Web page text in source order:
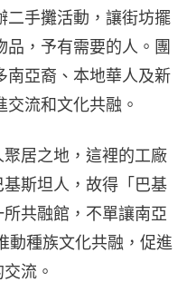
二手攤活動，讓街坊擺
，予有需要的人。團
南亞裔、本地華人及新
流和文化共融。
居之地，這裡的工廠
斯坦人，故得「巴基
共融館，不單讓南亞
動種族文化共融，促進
流。